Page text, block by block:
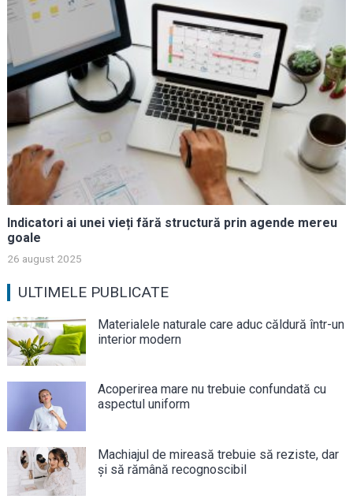
Indicatori ai unei vieți fără structură prin agende mereu
goale
26 august 2025
ULTIMELE PUBLICATE
Materialele naturale care aduc căldură într-un
interior modern
Acoperirea mare nu trebuie confundată cu
aspectul uniform
Machiajul de mireasă trebuie să reziste, dar
și să rămână recognoscibil